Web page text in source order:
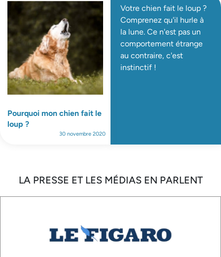
Pourquoi mon chien fait le
loup ?
30 novembre 2020
Votre chien fait le loup ?
Comprenez qu'il hurle à
la lune. Ce n'est pas un
comportement étrange
au contraire, c'est
instinctif !
LA PRESSE ET LES MÉDIAS EN PARLENT